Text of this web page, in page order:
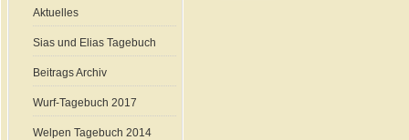
Aktuelles
Sias und Elias Tagebuch
Beitrags Archiv
Wurf-Tagebuch 2017
Welpen Tagebuch 2014